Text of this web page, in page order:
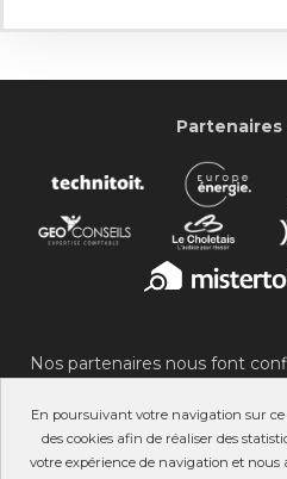
En poursuivant votre navigation sur ce
des cookies afin de réaliser des
votre expérience de navigation et nous
Partenaires
Nos partenaires nous font